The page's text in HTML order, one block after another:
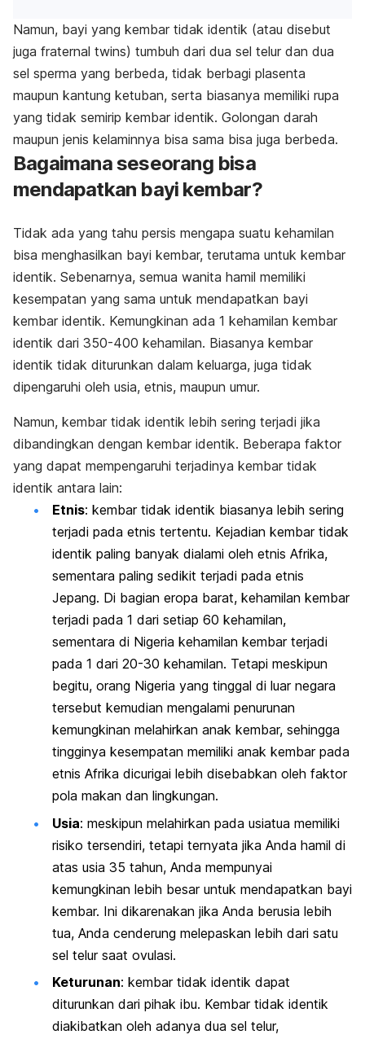
Namun, bayi yang kembar tidak identik (atau disebut
juga fraternal twins) tumbuh dari dua sel telur dan dua
sel sperma yang berbeda, tidak berbagi plasenta
maupun kantung ketuban, serta biasanya memiliki rupa
yang tidak semirip kembar identik. Golongan darah
maupun jenis kelaminnya bisa sama bisa juga berbeda.
Bagaimana seseorang bisa
mendapatkan bayi kembar?
Tidak ada yang tahu persis mengapa suatu kehamilan
bisa menghasilkan bayi kembar, terutama untuk kembar
identik. Sebenarnya, semua wanita hamil memiliki
kesempatan yang sama untuk mendapatkan bayi
kembar identik. Kemungkinan ada 1 kehamilan kembar
identik dari 350-400 kehamilan. Biasanya kembar
identik tidak diturunkan dalam keluarga, juga tidak
dipengaruhi oleh usia, etnis, maupun umur.
Namun, kembar tidak identik lebih sering terjadi jika
dibandingkan dengan kembar identik. Beberapa faktor
yang dapat mempengaruhi terjadinya kembar tidak
identik antara lain:
Etnis: kembar tidak identik biasanya lebih sering
terjadi pada etnis tertentu. Kejadian kembar tidak
identik paling banyak dialami oleh etnis Afrika,
sementara paling sedikit terjadi pada etnis
Jepang. Di bagian eropa barat, kehamilan kembar
terjadi pada 1 dari setiap 60 kehamilan,
sementara di Nigeria kehamilan kembar terjadi
pada 1 dari 20-30 kehamilan. Tetapi meskipun
begitu, orang Nigeria yang tinggal di luar negara
tersebut kemudian mengalami penurunan
kemungkinan melahirkan anak kembar, sehingga
tingginya kesempatan memiliki anak kembar pada
etnis Afrika dicurigai lebih disebabkan oleh faktor
pola makan dan lingkungan.
Usia: meskipun melahirkan pada usiatua memiliki
risiko tersendiri, tetapi ternyata jika Anda hamil di
atas usia 35 tahun, Anda mempunyai
kemungkinan lebih besar untuk mendapatkan bayi
kembar. Ini dikarenakan jika Anda berusia lebih
tua, Anda cenderung melepaskan lebih dari satu
sel telur saat ovulasi.
Keturunan: kembar tidak identik dapat
diturunkan dari pihak ibu. Kembar tidak identik
diakibatkan oleh adanya dua sel telur,